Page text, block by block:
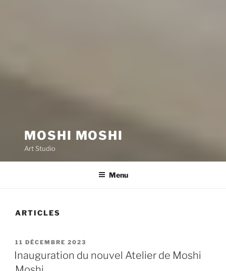
MOSHI MOSHI
Art Studio
Menu
ARTICLES
PUBLIÉ
LE
11 DÉCEMBRE 2023
Inauguration du nouvel Atelier de Moshi